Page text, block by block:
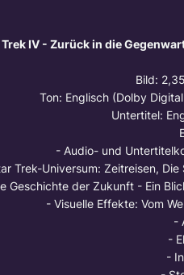
Trek IV - Zurück in die
Bild:
Ton: Englisch (Dolby
Untertitel:
- Audio- und
Trek-Universum: Zeitreisen,
Geschichte der Zukunft - Ein
- Visuelle Effekte: Vom
-
-
-